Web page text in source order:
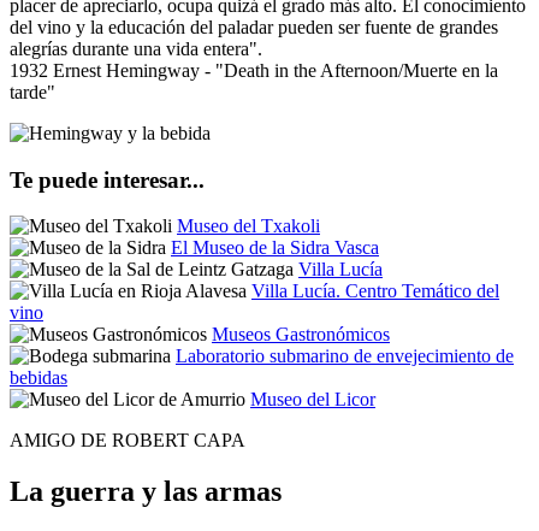
placer de apreciarlo, ocupa quizá el grado más alto. El conocimiento
del vino y la educación del paladar pueden ser fuente de grandes
alegrías durante una vida entera".
1932 Ernest Hemingway - "Death in the Afternoon/Muerte en la
tarde"
Te puede interesar...
Museo del Txakoli
El Museo de la Sidra Vasca
Villa Lucía
Villa Lucía. Centro Temático del
vino
Museos Gastronómicos
Laboratorio submarino de envejecimiento de
bebidas
Museo del Licor
AMIGO DE ROBERT CAPA
La guerra y las armas